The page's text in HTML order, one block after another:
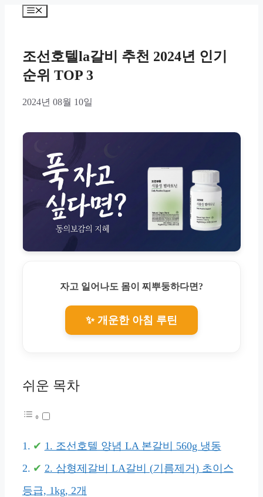
Menu
조선호텔la갈비 추천 2024년 인기
순위 TOP 3
2024년 08월 10일
자고 일어나도 몸이 찌뿌둥하다면?
✨ 개운한 아침 루틴
쉬운 목차
1. 조선호텔 양념 LA 본갈비 560g 냉동
2. 삼형제갈비 LA갈비 (기름제거) 초이스
등급, 1kg, 2개